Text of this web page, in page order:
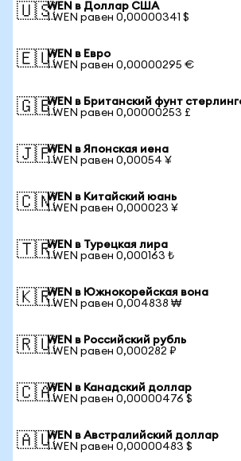
🇺🇸WEN в Доллар США
1 WEN равен 0,00000341 $
🇪🇺WEN в Евро
1 WEN равен 0,00000295 €
🇬🇧WEN в Британский фунт
1 WEN равен 0,00000253 £
🇯🇵WEN в Японская иена
1 WEN равен 0,00054 ¥
🇨🇳WEN в Китайский юань
1 WEN равен 0,000023 ¥
🇹🇷WEN в Турецкая лира
1 WEN равен 0,000163 ₺
🇰🇷WEN в Южнокорейская вона
1 WEN равен 0,004838 ₩
🇷🇺WEN в Российский рубль
1 WEN равен 0,000282 ₽
🇨🇦WEN в Канадский доллар
1 WEN равен 0,00000476 $
🇦🇺WEN в Австралийский доллар
1 WEN равен 0,00000483 $